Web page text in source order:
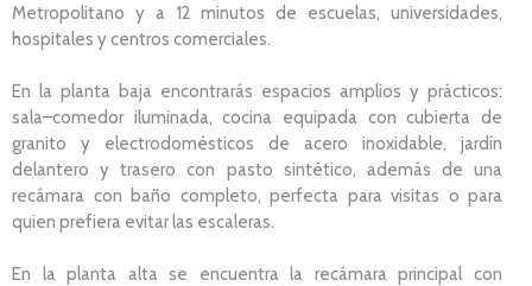
Metropolitano y a 12 minutos de escuelas, universidades,
hospitales y centros comerciales.
En la planta baja encontrarás espacios amplios y prácticos:
sala–comedor iluminada, cocina equipada con cubierta de
granito y electrodomésticos de acero inoxidable, jardín
delantero y trasero con pasto sintético, además de una
recámara con baño completo, perfecta para visitas o para
quien prefiera evitar las escaleras.
En la planta alta se encuentra la recámara principal con